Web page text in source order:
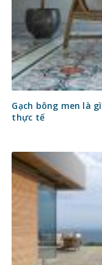
Gạch bông men là
thực tế